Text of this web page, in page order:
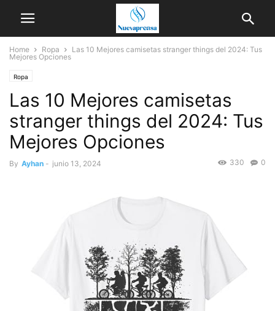
Home Ropa
Las 10 Mejores camisetas stranger things del 2024: Tus
Mejores Opciones
Ropa
Las 10 Mejores camisetas
stranger things del 2024: Tus
Mejores Opciones
By Ayhan - junio 13, 2024 0
330